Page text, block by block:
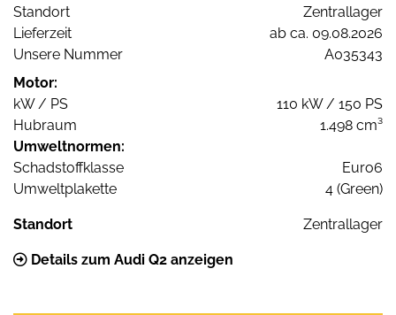
Standort
Zentrallager
Lieferzeit
ab ca. 09.08.2026
Unsere Nummer
A035343
Motor:
kW / PS
110 kW / 150 PS
Hubraum
1.498 cm³
Umweltnormen:
Schadstoffklasse
Euro6
Umweltplakette
4 (Green)
Standort Zentrallager
Details zum Audi Q2 anzeigen